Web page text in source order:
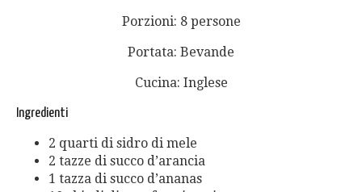
Porzioni: 8 persone
Portata: Bevande
Cucina: Inglese
Ingredienti
2 quarti di sidro di mele
2 tazze di succo d’arancia
1 tazza di succo d’ananas